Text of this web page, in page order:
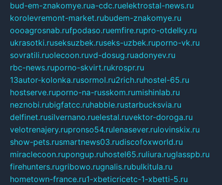
bud-em-znakomye.rua-cdc.ruelektrostal-news.ru
korolevremont-market.rubudem-znakomye.ru
oooagrosnab.rufpodaso.ruemfire.rupro-otdelky.ru
ukrasotki.ruseksuzbek.ruseks-uzbek.ruporno-vk.ru
sovratili.ruolecoon.ruvd-dosug.ruadonyev.ru
rbc-news.ruporno-skvirt.rukrospr.ru
13autor-kolonka.rusormol.ru2rich.ruhostel-65.ru
hostserve.ruporno-na-russkom.rumishinlab.ru
neznobi.rubigfatcc.ruhabble.rustarbucksvia.ru
delfinet.rusilvernano.ruelestal.ruvektor-doroga.ru
velotrenajery.rupronso54.rulenasever.rulovinskix.ru
show-pets.rusmartnews03.rudiscofoxworld.ru
miraclecoon.rupongup.ruhostel65.ruliura.ruglasspb.ru
firehunters.rugribowo.rugnalis.rubulkitula.ru
hometown-france.ru1-xbeticricetc-1-xbetti-5.ru